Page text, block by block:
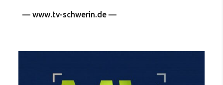
— www.tv-schwerin.de —